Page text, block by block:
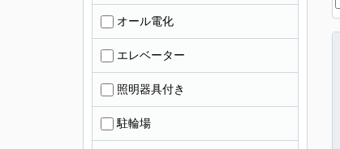
オール電化
エレベーター
照明器具付き
駐輪場